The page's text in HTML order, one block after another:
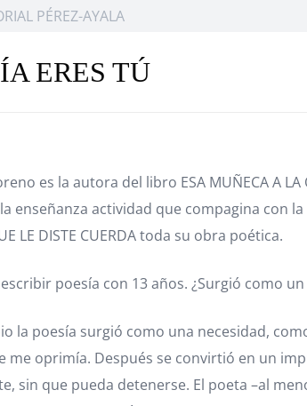
PÉREZ-AYALA
ERES TÚ
es la autora del libro ESA MUÑECA A
enseñanza actividad que compagina con
LE DISTE CUERDA toda su obra poética.
escribir poesía con 13 años. ¿Surgió como
la poesía surgió como una necesidad,
me oprimía. Después se convirtió en un
sin que pueda detenerse. El poeta –al